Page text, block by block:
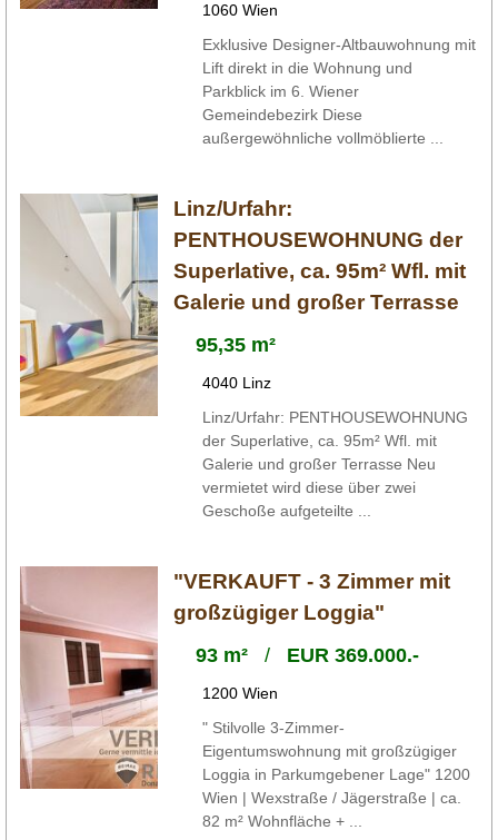
1060 Wien
Exklusive Designer-Altbauwohnung mit
Lift direkt in die Wohnung und
Parkblick im 6. Wiener
Gemeindebezirk Diese
außergewöhnliche vollmöblierte ...
Linz/Urfahr:
PENTHOUSEWOHNUNG der
Superlative, ca. 95m² Wfl. mit
Galerie und großer Terrasse
95,35 m²
4040 Linz
Linz/Urfahr: PENTHOUSEWOHNUNG
der Superlative, ca. 95m² Wfl. mit
Galerie und großer Terrasse Neu
vermietet wird diese über zwei
Geschoße aufgeteilte ...
"VERKAUFT - 3 Zimmer mit
großzügiger Loggia"
93 m²/ EUR 369.000.-
1200 Wien
" Stilvolle 3-Zimmer-
Eigentumswohnung mit großzügiger
Loggia in Parkumgebener Lage" 1200
Wien | Wexstraße / Jägerstraße | ca.
82 m² Wohnfläche + ...